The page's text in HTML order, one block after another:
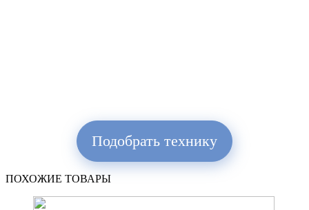
Подобрать технику
ПОХОЖИЕ ТОВАРЫ